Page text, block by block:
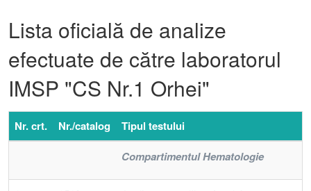
Lista oficială de analize
efectuate de către laboratorul
IMSP "CS Nr.1 Orhei"
Nr. crt. Nr./catalog
Tipul testului
Compartimentul Hematologie